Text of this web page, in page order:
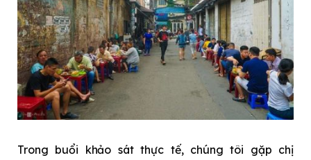
Trong buổi khảo sát thực tế, chúng tôi gặp chị